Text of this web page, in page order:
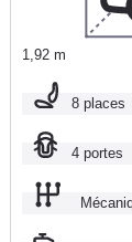
1,92 m
8 places
4 portes